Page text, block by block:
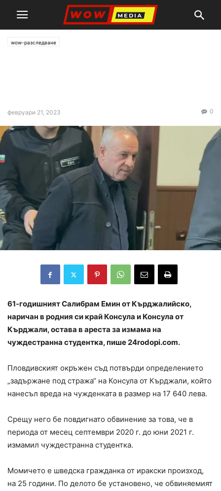
wow-разследване
февруари 21, 2023 0
61-годишният Салибрам Емин от Кърджалийско,
наричан в родния си край Консула и Консула от
Кърджали, остава в ареста за измама на
чуждестранна студентка, пише 24rodopi.com.
Пловдивският окръжен съд потвърди определението
„задържане под стража“ на Консула от Кърджали, който
нанесъл вреда на чужденката в размер на 17 640 лева.
Срещу него бе повдигнато обвинение за това, че в
периода от месец септември 2020 г. до юни 2021 г.
измамил чуждестранна студентка.
Момичето е шведска гражданка от иракски произход,
на 25 години. По делото бе установено, че обвиняемият